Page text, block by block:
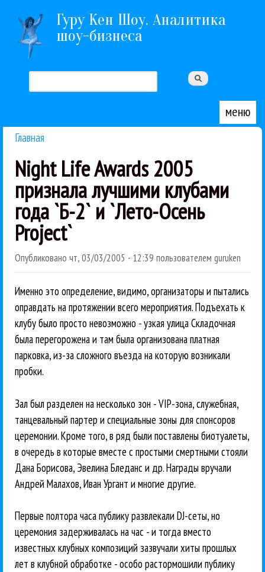
Перейти к основному содержанию
Гуру Кен Шоу. Аналитика
шоу-бизнеса
Форма поиска
меню
Главная
Night Life Awards 2005
признала лучшими клубами
года `Б-2` и `Лето-Осень
Project`
Опубликовано чт, 03/03/2005 - 12:39 пользователем guruken
Именно это определение, видимо, организаторы и пытались
оправдать на протяжении всего мероприятия. Подъехать к
клубу было просто невозможно - узкая улица Складочная
была перегорожена и там была организована платная
парковка, из-за сложного въезда на которую возникали
пробки.
Зал был разделен на несколько зон - VIP-зона, служебная,
танцевальный партер и специальные зоны для спонсоров
церемонии. Кроме того, в ряд были поставлены биотуалеты,
в очередь в которые вместе с простыми смертными стояли
Дана Борисова, Эвелина Бледанс и др. Награды вручали
Андрей Малахов, Иван Ургант и многие другие.
Первые полтора часа публику развлекали DJ-сеты, но
церемония задерживалась на час - и тогда вместо
известных клубных композиций зазвучали хиты прошлых
лет в клубной обработке - особо растормошили публику